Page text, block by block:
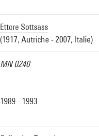
Ettore Sottsass
(1917, Autriche - 2007, Italie)
MN 0240
1989 - 1993